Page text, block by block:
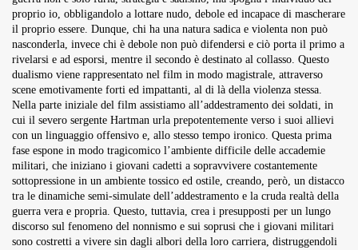
proprio io, obbligandolo a lottare nudo, debole ed incapace di mascherare
il proprio essere. Dunque, chi ha una natura sadica e violenta non può
nasconderla, invece chi è debole non può difendersi e ciò porta il primo a
rivelarsi e ad esporsi, mentre il secondo è destinato al collasso. Questo
dualismo viene rappresentato nel film in modo magistrale, attraverso
scene emotivamente forti ed impattanti, al di là della violenza stessa.
Nella parte iniziale del film assistiamo all’addestramento dei soldati, in
cui il severo sergente Hartman urla prepotentemente verso i suoi allievi
con un linguaggio offensivo e, allo stesso tempo ironico. Questa prima
fase espone in modo tragicomico l’ambiente difficile delle accademie
militari, che iniziano i giovani cadetti a sopravvivere costantemente
sottopressione in un ambiente tossico ed ostile, creando, però, un distacco
tra le dinamiche semi-simulate dell’addestramento e la cruda realtà della
guerra vera e propria. Questo, tuttavia, crea i presupposti per un lungo
discorso sul fenomeno del nonnismo e sui soprusi che i giovani militari
sono costretti a vivere sin dagli albori della loro carriera, distruggendoli